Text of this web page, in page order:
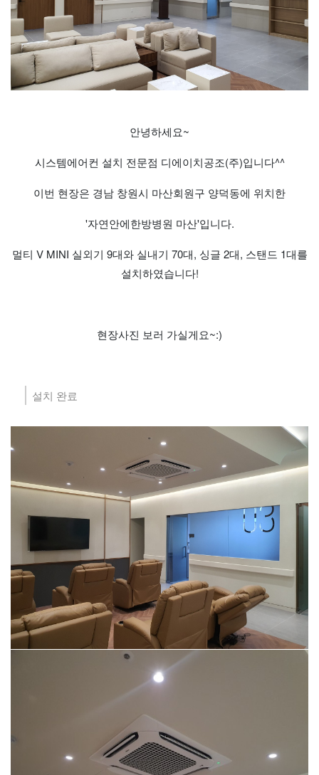
안녕하세요~
시스템에어컨 설치 전문점 디에이치공조(주)입니다^^
이번 현장은 경남 창원시 마산회원구 양덕동에 위치한
'자연안에한방병원 마산'입니다.
멀티 V MINI 실외기 9대와 실내기 70대, 싱글 2대, 스탠드 1대를
설치하였습니다!
현장사진 보러 가실게요~:)
설치 완료